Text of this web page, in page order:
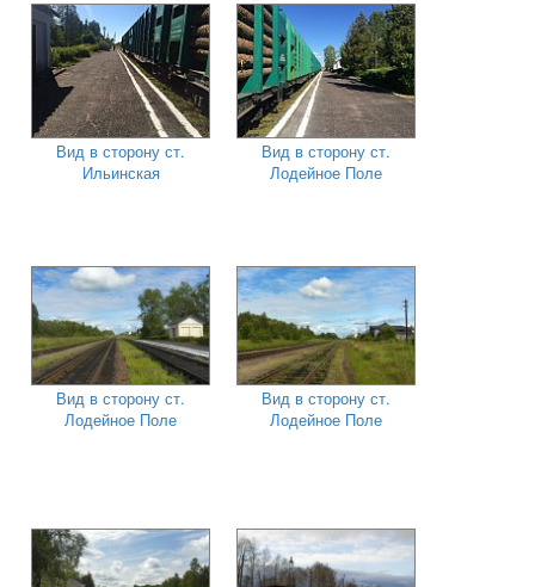
Вид в сторону ст.
Ильинская
Вид в сторону ст.
Лодейное Поле
Вид в сторону ст.
Лодейное Поле
Вид в сторону ст.
Лодейное Поле